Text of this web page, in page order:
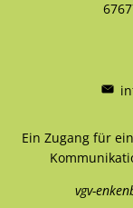
Ein Zugang für
vgv-